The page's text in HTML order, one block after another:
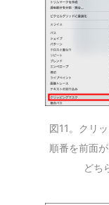
図11。クリ
順番を前面
どち